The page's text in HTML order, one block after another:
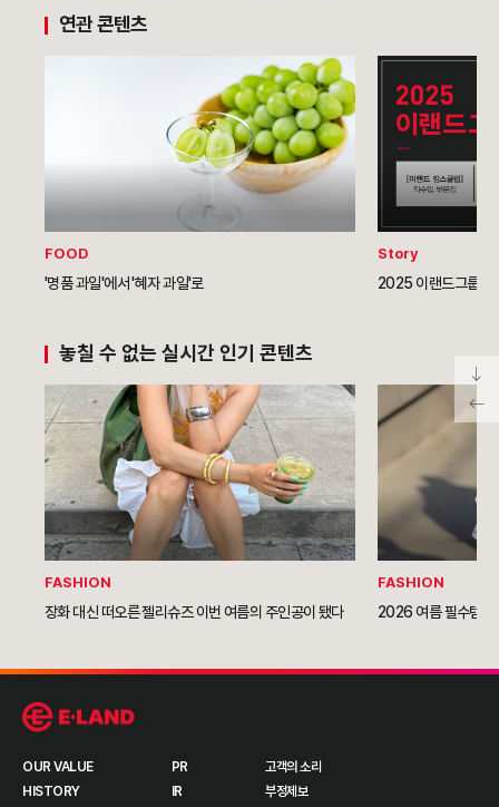
연관 콘텐츠
FOOD
'명품 과일'에서 '혜자 과일'로
Story
2025 이랜드그룹 채
놓칠 수 없는 실시간 인기 콘텐츠
FASHION
장화 대신 떠오른 젤리슈즈 이번 여름의 주인공이 됐다
FASHION
2026 여름 필수템이
OUR VALUE
HISTORY
PR
IR
고객의 소리
부정제보